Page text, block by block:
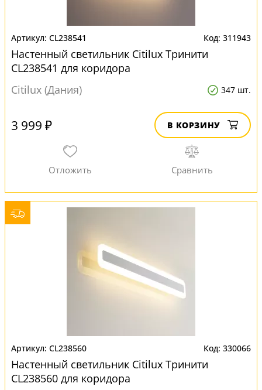
CL238541 311943
Настенный светильник Citilux Тринити
CL238541 для коридора
Citilux (Дания)
347 шт.
3 999 ₽ В КОРЗИНУ
CL238560 330066
Настенный светильник Citilux Тринити
CL238560 для коридора